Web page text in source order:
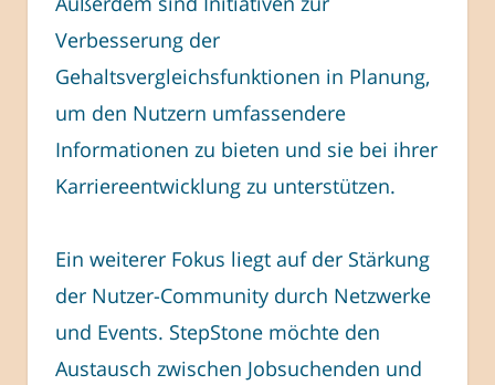
Verbesserung der
Gehaltsvergleichsfunktionen in Planung,
um den Nutzern umfassendere
Informationen zu bieten und sie bei ihrer
Karriereentwicklung zu unterstützen.
Ein weiterer Fokus liegt auf der Stärkung
der Nutzer-Community durch Netzwerke
und Events. StepStone möchte den
Austausch zwischen Jobsuchenden und